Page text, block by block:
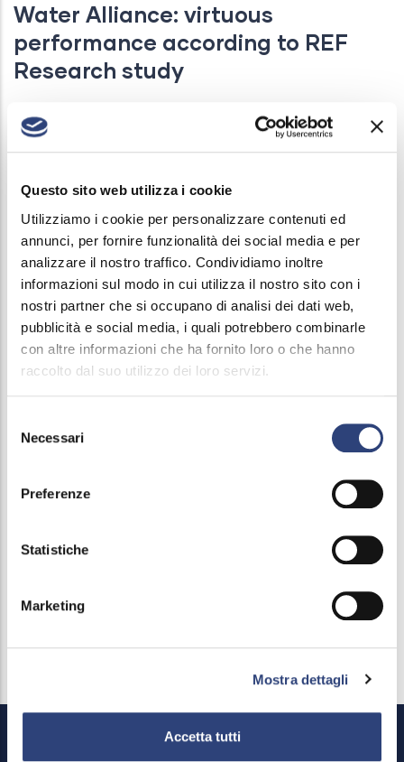
Questo sito web utilizza i cookie
Utilizziamo i cookie per personalizzare contenuti ed
annunci, per fornire funzionalità dei social media e per
analizzare il nostro traffico. Condividiamo inoltre
informazioni sul modo in cui utilizza il nostro sito con i
nostri partner che si occupano di analisi dei dati web,
pubblicità e social media, i quali potrebbero combinarle
con altre informazioni che ha fornito loro o che hanno
raccolto dal suo utilizzo dei loro servizi.
delNecessari
Preferenze
Statistiche
Marketing
Mostra dettagli
Accetta tutti
Water Alliance: virtuous
performance according to REF
Research study
NEWS
- Acque di Lombardia, the association of public
water service companies in Lombardy of which
Acque Bresciane is also a member, publicizes the
virtuosity of its collaborative model through a
benchmarking study conducted by REF Ricerche.
An average cost of integrated water service that
reflects efficient and quality-oriented management,
are some of the aspects highlighted by the analysis.
leave the link to the